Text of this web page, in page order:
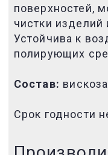
поверхностей,
чистки изделий
Устойчива к
полирующих
Состав:
Срок годности